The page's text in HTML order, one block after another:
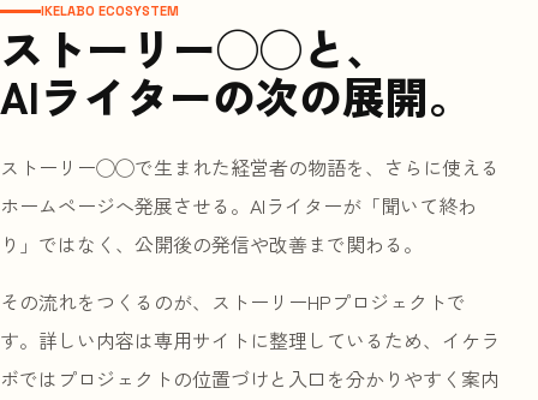
IKELABO ECOSYSTEM
ストーリー◯◯と、
AIライターの次の展開。
ストーリー◯◯で生まれた経営者の物語を、さらに使える
ホームページへ発展させる。AIライターが「聞いて終わ
り」ではなく、公開後の発信や改善まで関わる。
その流れをつくるのが、ストーリーHPプロジェクトで
す。詳しい内容は専用サイトに整理しているため、イケラ
ボではプロジェクトの位置づけと入口を分かりやすく案内